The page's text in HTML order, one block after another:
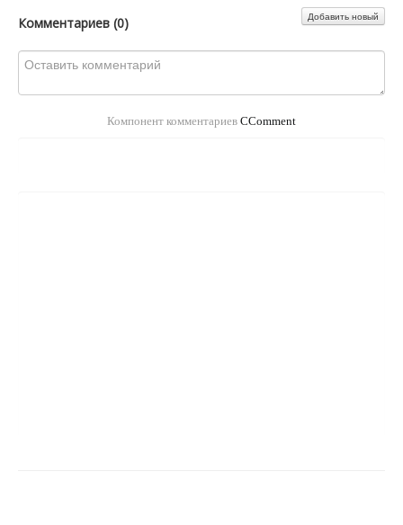
Комментариев (0) Добавить новый
Компонент комментариев CComment